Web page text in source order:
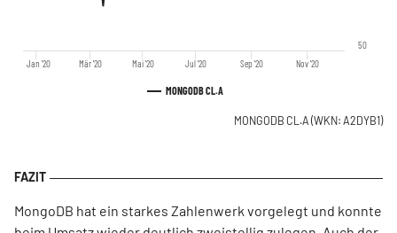
MONGODB CL.A
Jan '20 Mär '20 Mai '20 Jul '20 Sep '20 Nov '20
50
MONGODB CL.A (WKN: A2DYB1)
MongoDB hat ein starkes Zahlenwerk vorgelegt und konnte